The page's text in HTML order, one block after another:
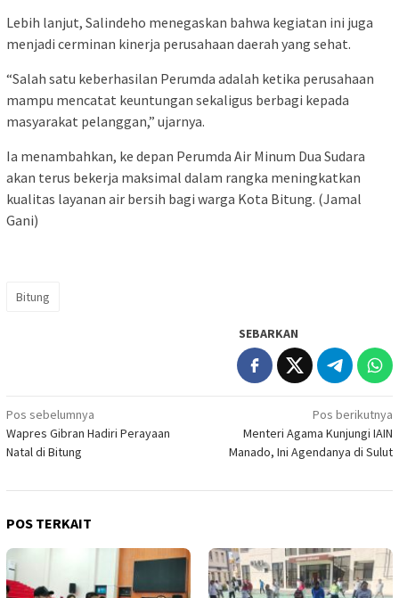
Lebih lanjut, Salindeho menegaskan bahwa kegiatan ini juga
menjadi cerminan kinerja perusahaan daerah yang sehat.
“Salah satu keberhasilan Perumda adalah ketika perusahaan
mampu mencatat keuntungan sekaligus berbagi kepada
masyarakat pelanggan,” ujarnya.
Ia menambahkan, ke depan Perumda Air Minum Dua Sudara
akan terus bekerja maksimal dalam rangka meningkatkan
kualitas layanan air bersih bagi warga Kota Bitung. (Jamal
Gani)
Bitung
SEBARKAN
Navigasi
pos
Pos sebelumnya
Wapres Gibran Hadiri Perayaan
Natal di Bitung
Pos berikutnya
Menteri Agama Kunjungi IAIN
Manado, Ini Agendanya di Sulut
POS TERKAIT